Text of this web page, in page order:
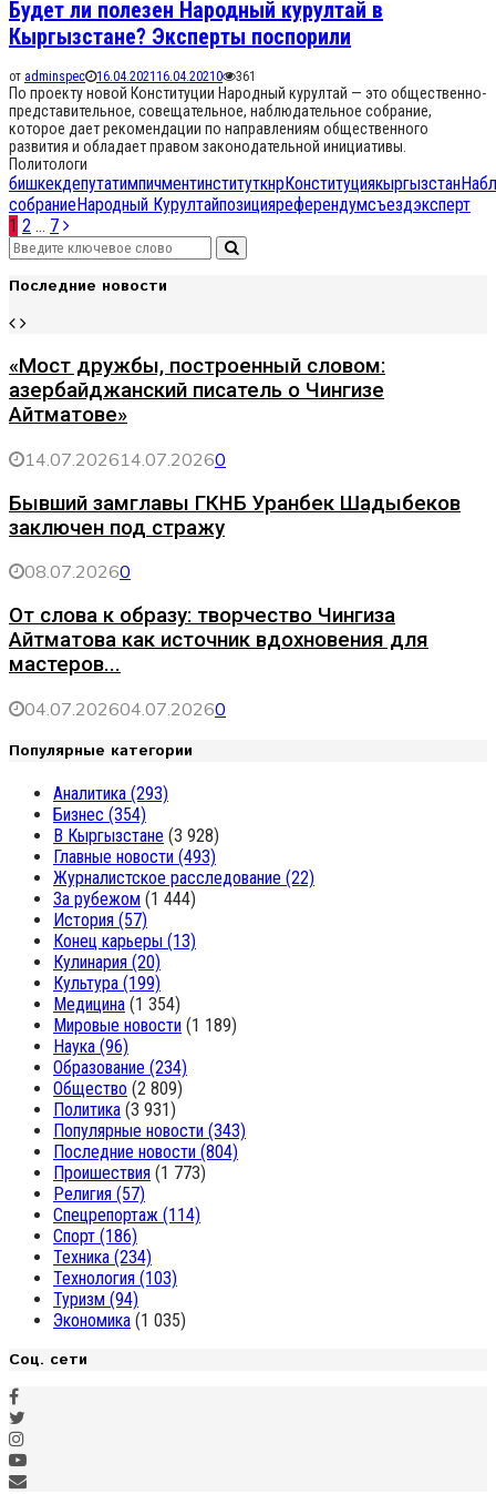
Будет ли полезен Народный курултай в
Кыргызстане? Эксперты поспорили
от adminspec 16.04.2021 16.04.20210 361
По проекту новой Конституции Народный курултай — это общественно-
представительное, совещательное, наблюдательное собрание,
которое дает рекомендации по направлениям общественного
развития и обладает правом законодательной инициативы.
Политологи
бишкекдепутатимпичментинституткнрКонституциякыргызстан
собраниеНародный Курултайпозицияреферендумсъездэксперт
Навигация
по
записям
1 2 … 7
Search
for:
Search
Последние новости
«Мост дружбы, построенный словом:
азербайджанский писатель о Чингизе
Айтматове»
14.07.202614.07.20260
Бывший замглавы ГКНБ Уранбек Шадыбеков
заключен под стражу
08.07.20260
От слова к образу: творчество Чингиза
Айтматова как источник вдохновения для
мастеров...
04.07.202604.07.20260
Популярные категории
Аналитика (293)
Бизнес (354)
В Кыргызстане (3 928)
Главные новости (493)
Журналистское расследование (22)
За рубежом (1 444)
История (57)
Конец карьеры (13)
Кулинария (20)
Культура (199)
Медицина (1 354)
Мировые новости (1 189)
Наука (96)
Образование (234)
Общество (2 809)
Политика (3 931)
Популярные новости (343)
Последние новости (804)
Проишествия (1 773)
Религия (57)
Спецрепортаж (114)
Спорт (186)
Техника (234)
Технология (103)
Туризм (94)
Экономика (1 035)
Соц. сети